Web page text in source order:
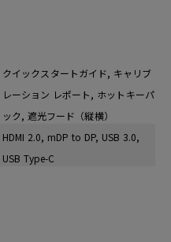
クイックスタートガイド, キャリブ
レーション レポート, ホットキーパ
ック, 遮光フード（縦横）
HDMI 2.0, mDP to DP, USB 3.0,
USB Type-C